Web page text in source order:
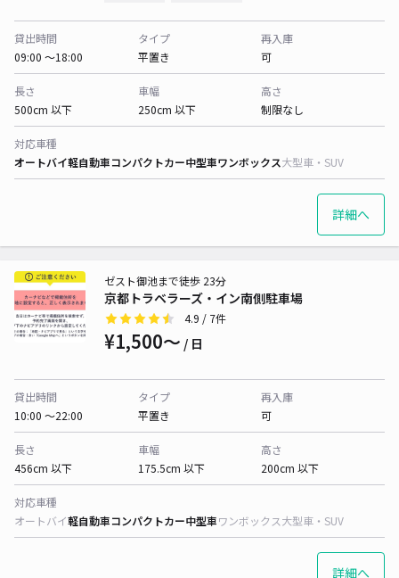
貸出時間
09:00 〜18:00
タイプ
平置き
再入庫
可
長さ
500cm 以下
車幅
250cm 以下
高さ
制限なし
対応車種
オートバイ軽自動車コンパクトカー中型車ワンボックス大型車・SUV
詳細へ
京都トラベラーズ・イン南側駐車場
ゼスト御池まで徒歩 23分
4.9 / 7件
¥1,500〜 / 日
貸出時間
10:00 〜22:00
タイプ
平置き
再入庫
可
長さ
456cm 以下
車幅
175.5cm 以下
高さ
200cm 以下
対応車種
オートバイ軽自動車コンパクトカー中型車ワンボックス大型車・SUV
詳細へ